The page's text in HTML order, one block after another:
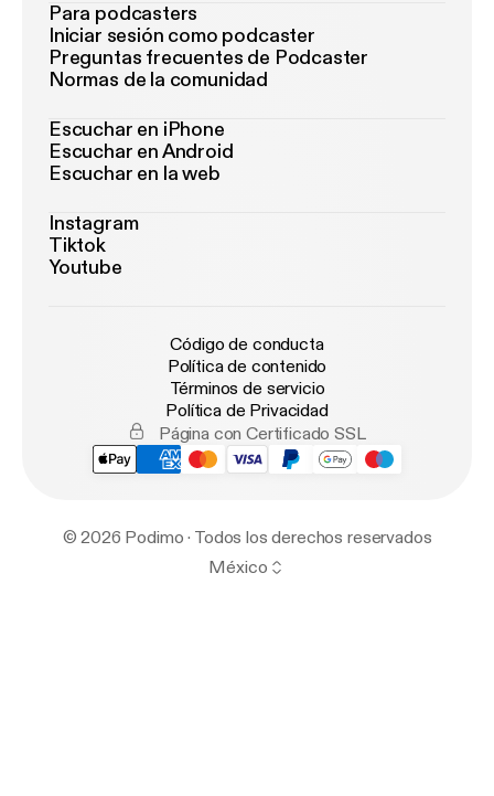
Para podcasters
Iniciar sesión como podcaster
Preguntas frecuentes de Podcaster
Normas de la comunidad
Escuchar en iPhone
Escuchar en Android
Escuchar en la web
Instagram
Tiktok
Youtube
Código de conducta
Política de contenido
Términos de servicio
Política de Privacidad
Página con Certificado SSL
© 2026 Podimo · Todos los derechos reservados
México